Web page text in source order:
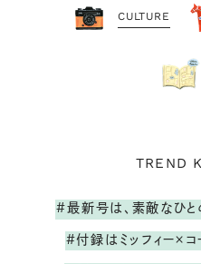
CULTURE
TREND
#最新号は、素敵なひと
#付録はミッフィー×コ